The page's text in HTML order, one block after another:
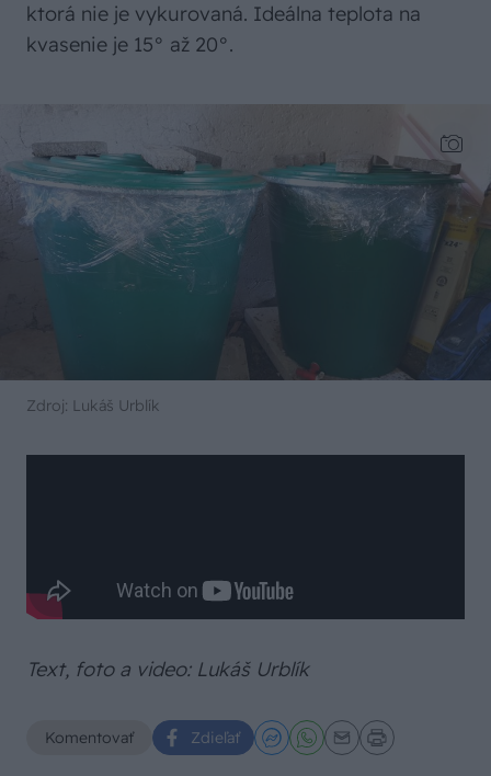
ktorá nie je vykurovaná. Ideálna teplota na
kvasenie je 15° až 20°.
Zdroj: Lukáš Urblík
Text, foto a video: Lukáš Urblík
Komentovať Zdieľať